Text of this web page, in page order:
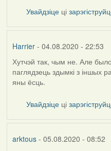
Увайдзіце ці
Harrier- 04.08.2020 - 22:53
In
reply
to
arktous
Хутчэй так, чым не. Але
паглядзець здымкі з іншых
яны ёсць.
Увайдзіце ці
arktous- 05.08.2020 - 08:52